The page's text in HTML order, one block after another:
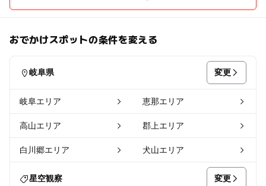
おでかけスポットの条件を変える
岐阜県 変更
岐阜エリア 恵那エリア
高山エリア 郡上エリア
白川郷エリア 犬山エリア
星空観察 変更